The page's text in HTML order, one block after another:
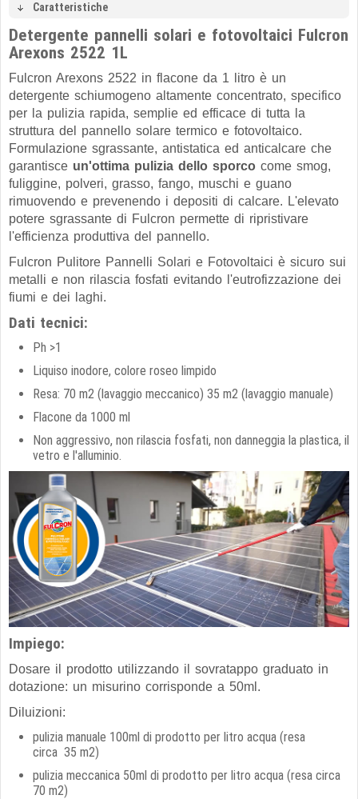
Caratteristiche
Detergente pannelli solari e fotovoltaici Fulcron
Arexons 2522 1L
Fulcron Arexons 2522 in flacone da 1 litro è un
detergente schiumogeno altamente concentrato, specifico
per la pulizia rapida, semplie ed efficace di tutta la
struttura del pannello solare termico e fotovoltaico.
Formulazione sgrassante, antistatica ed anticalcare che
garantisce un'ottima pulizia dello sporco come smog,
fuliggine, polveri, grasso, fango, muschi e guano
rimuovendo e prevenendo i depositi di calcare. L'elevato
potere sgrassante di Fulcron permette di ripristivare
l'efficienza produttiva del pannello.
Fulcron Pulitore Pannelli Solari e Fotovoltaici è sicuro sui
metalli e non rilascia fosfati evitando l'eutrofizzazione dei
fiumi e dei laghi.
Dati tecnici:
Ph >1
Liquiso inodore, colore roseo limpido
Resa: 70 m2 (lavaggio meccanico) 35 m2 (lavaggio manuale)
Flacone da 1000 ml
Non aggressivo, non rilascia fosfati, non danneggia la plastica, il
vetro e l'alluminio.
Impiego:
Dosare il prodotto utilizzando il sovratappo graduato in
dotazione: un misurino corrisponde a 50ml.
Diluizioni:
pulizia manuale 100ml di prodotto per litro acqua (resa
circa 35 m2)
pulizia meccanica 50ml di prodotto per litro acqua (resa circa
70 m2)